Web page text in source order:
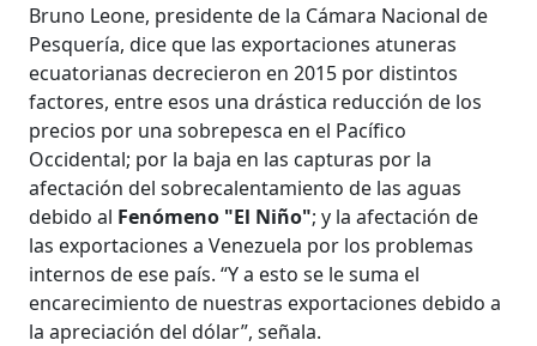
Bruno Leone, presidente de la Cámara Nacional de
Pesquería, dice que las exportaciones atuneras
ecuatorianas decrecieron en 2015 por distintos
factores, entre esos una drástica reducción de los
precios por una sobrepesca en el Pacífico
Occidental; por la baja en las capturas por la
afectación del sobrecalentamiento de las aguas
debido al Fenómeno "El Niño"; y la afectación de
las exportaciones a Venezuela por los problemas
internos de ese país. “Y a esto se le suma el
encarecimiento de nuestras exportaciones debido a
la apreciación del dólar”, señala.